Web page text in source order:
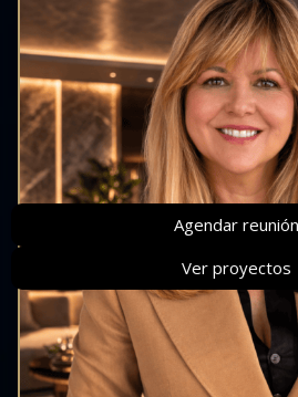
escenario reservado para quienes
su patrimonio con visión de futuro.
Miami es el lugar donde los grandes
ya están invirtiendo. Nuestra misión
oportunidades al alcance de clientes
Agende una reunión privadacon
cómo diversificar su patrimonio con
Agendar reunión
Ver proyectos